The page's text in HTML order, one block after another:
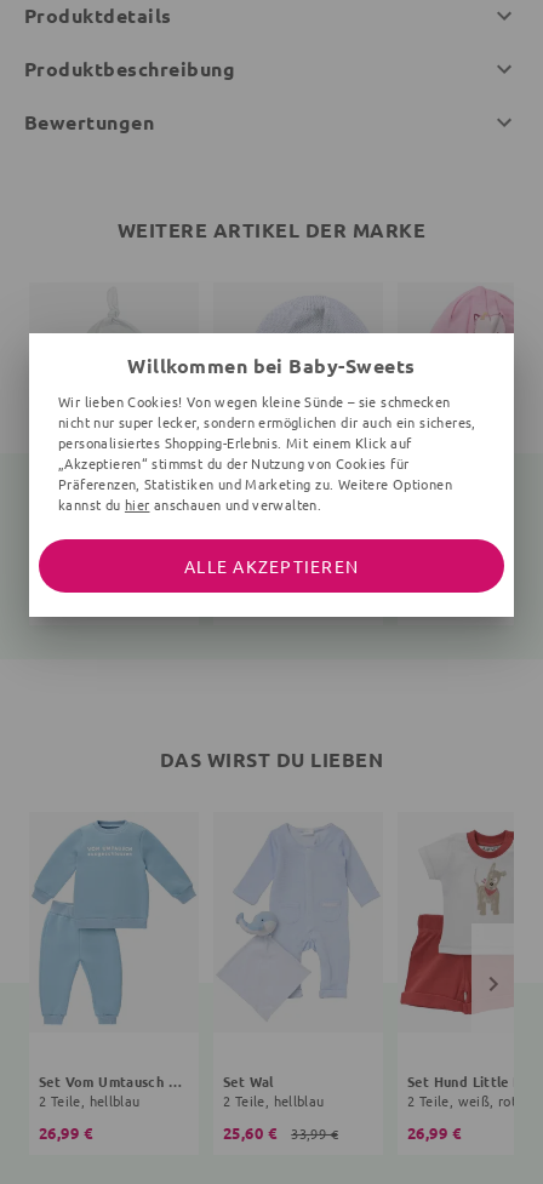
Produktdetails
Produktbeschreibung
Bewertungen
WEITERE ARTIKEL DER MARKE
Mütze Bär
68 (3-6 Monate)
Mütze Katze
DAS WIRST DU LIEBEN
Set Vom Umtausch ausgeschlossen Bestseller Kollektion
2 Teile, hellblau
26,99 €
Set Wal
2 Teile, hellblau
25,60 € 33,99 €
Set Hund Little Paw
2 Teile, weiß, rot
26,99 €
Willkommen bei Baby-Sweets
Wir lieben Cookies! Von wegen kleine Sünde – sie schmecken
nicht nur super lecker, sondern ermöglichen dir auch ein sicheres,
personalisiertes Shopping-Erlebnis. Mit einem Klick auf
„Akzeptieren“ stimmst du der Nutzung von Cookies für
Präferenzen, Statistiken und Marketing zu. Weitere Optionen
kannst du hier anschauen und verwalten.
ALLE AKZEPTIEREN